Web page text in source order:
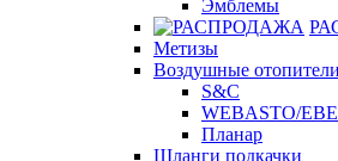
Эмблемы
Метизы
Воздушные отопители
S&C
WEBASTO/
Планар
Шланги подкачки